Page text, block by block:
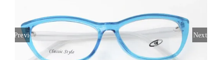
Contacto
Previous Next